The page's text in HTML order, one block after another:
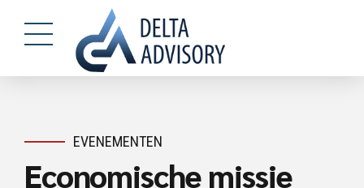
EVENEMENTEN
Economische missie